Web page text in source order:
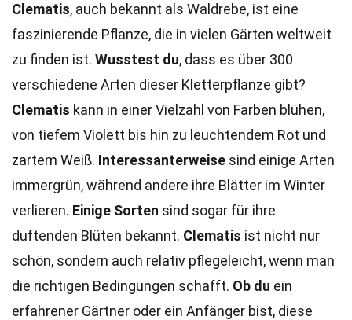
Clematis, auch bekannt als Waldrebe, ist eine
faszinierende Pflanze, die in vielen Gärten weltweit
zu finden ist. Wusstest du, dass es über 300
verschiedene Arten dieser Kletterpflanze gibt?
Clematis kann in einer Vielzahl von Farben blühen,
von tiefem Violett bis hin zu leuchtendem Rot und
zartem Weiß. Interessanterweise sind einige Arten
immergrün, während andere ihre Blätter im Winter
verlieren. Einige Sorten sind sogar für ihre
duftenden Blüten bekannt. Clematis ist nicht nur
schön, sondern auch relativ pflegeleicht, wenn man
die richtigen Bedingungen schafft. Ob du ein
erfahrener Gärtner oder ein Anfänger bist, diese